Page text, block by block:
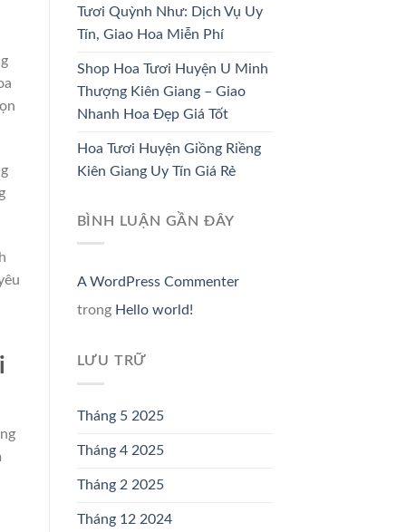
Tươi Quỳnh Như: Dịch Vụ Uy
Tín, Giao Hoa Miễn Phí
Shop Hoa Tươi Huyện U Minh
Thượng Kiên Giang – Giao
Nhanh Hoa Đẹp Giá Tốt
Hoa Tươi Huyện Giồng Riềng
Kiên Giang Uy Tín Giá Rẻ
BÌNH LUẬN GẦN ĐÂY
A WordPress Commenter
trong Hello world!
LƯU TRỮ
Tháng 5 2025
Tháng 4 2025
Tháng 2 2025
Tháng 12 2024